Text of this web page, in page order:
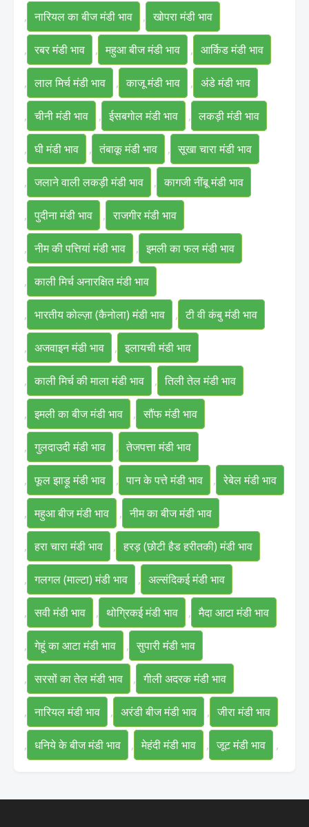
, नारियल का बीज मंडी भाव , खोपरा मंडी भाव
, रबर मंडी भाव , महुआ बीज मंडी भाव , आर्किड मंडी भाव
, लाल मिर्च मंडी भाव , काजू मंडी भाव , अंडे मंडी भाव
, चीनी मंडी भाव , ईसबगोल मंडी भाव , लकड़ी मंडी भाव
, घी मंडी भाव , तंबाकू मंडी भाव , सूखा चारा मंडी भाव
, जलाने वाली लकड़ी मंडी भाव , कागजी नींबू मंडी भाव
, पुदीना मंडी भाव , राजगीर मंडी भाव
, नीम की पत्तियां मंडी भाव , इमली का फल मंडी भाव
, काली मिर्च अनारक्षित मंडी भाव
, भारतीय कोल्ज़ा (कैनोला) मंडी भाव , टी वी कंबु मंडी भाव
, अजवाइन मंडी भाव , इलायची मंडी भाव
, काली मिर्च की माला मंडी भाव , तिली तेल मंडी भाव
, इमली का बीज मंडी भाव , सौंफ मंडी भाव
, गुलदाउदी मंडी भाव , तेजपत्ता मंडी भाव
, फूल झाड़ू मंडी भाव , पान के पत्ते मंडी भाव , रेबेल मंडी भाव
, महुआ बीज मंडी भाव , नीम का बीज मंडी भाव
, हरा चारा मंडी भाव , हरड़ (छोटी हैड हरीतकी) मंडी भाव
, गलगल (माल्टा) मंडी भाव , अल्संदिकई मंडी भाव
, सवी मंडी भाव , थोग्रिकई मंडी भाव , मैदा आटा मंडी भाव
, गेहूं का आटा मंडी भाव , सुपारी मंडी भाव
, सरसों का तेल मंडी भाव , गीली अदरक मंडी भाव
, नारियल मंडी भाव , अरंडी बीज मंडी भाव , जीरा मंडी भाव
, धनिये के बीज मंडी भाव , मेहंदी मंडी भाव , जूट मंडी भाव ,